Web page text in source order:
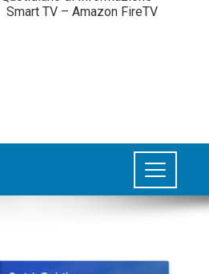
Smart TV – Amazon FireTV